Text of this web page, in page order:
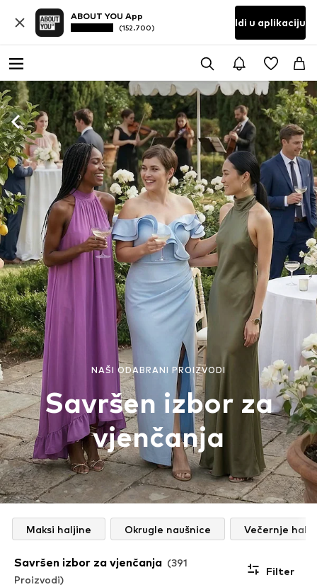
ABOUT YOU App
(152.700) Idi u aplikaciju
NAŠI ODABRANI PROIZVODI
Savršen izbor za
vjenčanja
Maksi haljine Okrugle naušnice Večernje
Savršen izbor za vjenčanja (391
Proizvodi)
Filter